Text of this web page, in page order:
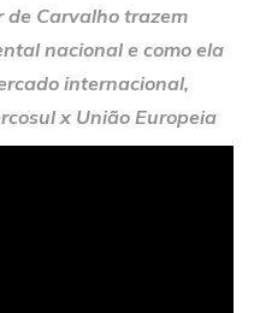
de Carvalho trazem
nacional e como ela
internacional,
x União Europeia